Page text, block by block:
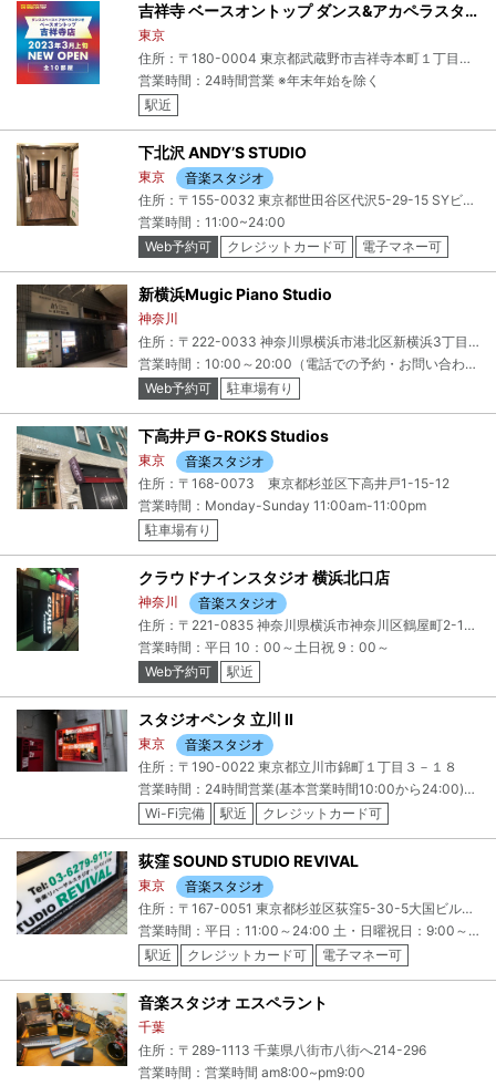
吉祥寺 ベースオントップ ダンス&アカペラスタジオ
東京
住所：〒180-0004 東京都武蔵野市吉祥寺本町１丁目２０−３ 吉祥寺パーキングプラザ B1F
営業時間：24時間営業 ※年末年始を除く
駅近
下北沢 ANDY’S STUDIO
東京
音楽スタジオ
住所：〒155-0032 東京都世田谷区代沢5-29-15 SYビル 2F
営業時間：11:00~24:00
Web予約可
クレジットカード可 電子マネー可
新横浜Mugic Piano Studio
神奈川
住所：〒222-0033 神奈川県横浜市港北区新横浜3丁目10 ＭＵＧＩＣcafe&sｔｕｄｉｏ 横浜アリーナ店
営業時間：10:00～20:00（電話での予約・お問い合わせ受付は10:00～18:00）■定休日年末年始・横浜アリーナの閉館日に準ずる。店内メンテナンス日（不定期）
Web予約可
駐車場有り
下高井戸 G-ROKS Studios
東京
音楽スタジオ
住所：〒168-0073 東京都杉並区下高井戸1-15-12
営業時間：Monday-Sunday 11:00am-11:00pm
駐車場有り
クラウドナインスタジオ 横浜北口店
神奈川
音楽スタジオ
住所：〒221-0835 神奈川県横浜市神奈川区鶴屋町2-11-1 クラウドナインビル
営業時間：平日 10：00～土日祝 9：00～
Web予約可
駅近
スタジオペンタ 立川 II
東京
音楽スタジオ
住所：〒190-0022 東京都立川市錦町１丁目３－１８
営業時間：24時間営業(基本営業時間10:00から24:00)。24:00から10:00の時間帯は、スタジオご予約のない場合、メンテナンスのためクローズする場合があります。
Wi-Fi完備
駅近
クレジットカード可
電子マネー可
荻窪 SOUND STUDIO REVIVAL
東京
音楽スタジオ
住所：〒167-0051 東京都杉並区荻窪5-30-5大国ビルB1+荻窪 SOUND STUDIO REVIVAL
営業時間：平日：11:00～24:00 土・日曜祝日：9:00～24:00 ※2022年5月1日より左記の営業時間。ご予約状況によっては電話対応時間等変更になる場合も有り。
駅近
クレジットカード可 電子マネー可
音楽スタジオ エスペラント
千葉
住所：〒289-1113 千葉県八街市八街へ214-296
営業時間：営業時間 am8:00~pm9:00